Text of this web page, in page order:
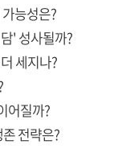
능성은?
' 성사될까?
세지나?
어질까?
전략은?